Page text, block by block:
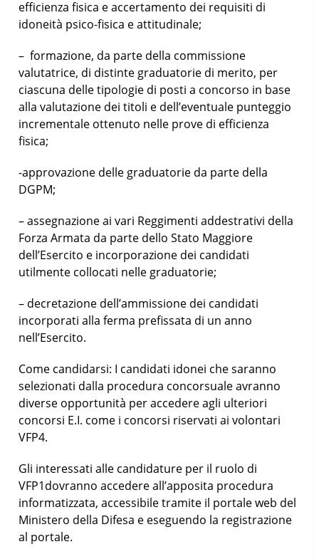
efficienza fisica e accertamento dei requisiti di
idoneità psico-fisica e attitudinale;
– formazione, da parte della commissione
valutatrice, di distinte graduatorie di merito, per
ciascuna delle tipologie di posti a concorso in base
alla valutazione dei titoli e dell’eventuale punteggio
incrementale ottenuto nelle prove di efficienza
fisica;
-approvazione delle graduatorie da parte della
DGPM;
– assegnazione ai vari Reggimenti addestrativi della
Forza Armata da parte dello Stato Maggiore
dell’Esercito e incorporazione dei candidati
utilmente collocati nelle graduatorie;
– decretazione dell’ammissione dei candidati
incorporati alla ferma prefissata di un anno
nell’Esercito.
Come candidarsi: I candidati idonei che saranno
selezionati dalla procedura concorsuale avranno
diverse opportunità per accedere agli ulteriori
concorsi E.I. come i concorsi riservati ai volontari
VFP4.
Gli interessati alle candidature per il ruolo di
VFP1dovranno accedere all’apposita procedura
informatizzata, accessibile tramite il portale web del
Ministero della Difesa e eseguendo la registrazione
al portale.